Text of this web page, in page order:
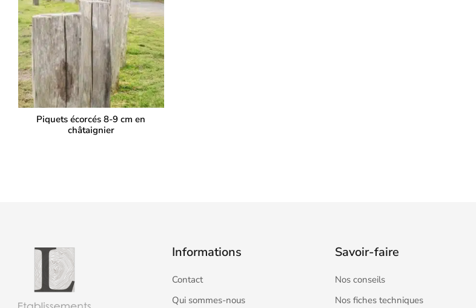
Piquets écorcés 8-9 cm en
châtaignier
Informations
Contact
Qui sommes-nous
Savoir-faire
Nos conseils
Nos fiches techniques